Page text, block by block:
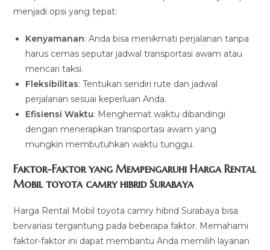
menjadi opsi yang tepat:
Kenyamanan: Anda bisa menikmati perjalanan tanpa
harus cemas seputar jadwal transportasi awam atau
mencari taksi.
Fleksibilitas: Tentukan sendiri rute dan jadwal
perjalanan sesuai keperluan Anda.
Efisiensi Waktu: Menghemat waktu dibandingi
dengan menerapkan transportasi awam yang
mungkin membutuhkan waktu tunggu.
Faktor-Faktor yang Mempengaruhi Harga Rental
Mobil toyota camry hibrid Surabaya
Harga Rental Mobil toyota camry hibrid Surabaya bisa
bervariasi tergantung pada beberapa faktor. Memahami
faktor-faktor ini dapat membantu Anda memilih layanan